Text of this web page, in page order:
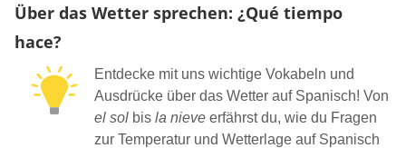
Über das Wetter sprechen: ¿Qué tiempo
hace?
Entdecke mit uns wichtige Vokabeln und
Ausdrücke über das Wetter auf Spanisch! Von
el sol bis la nieve erfährst du, wie du Fragen
zur Temperatur und Wetterlage auf Spanisch